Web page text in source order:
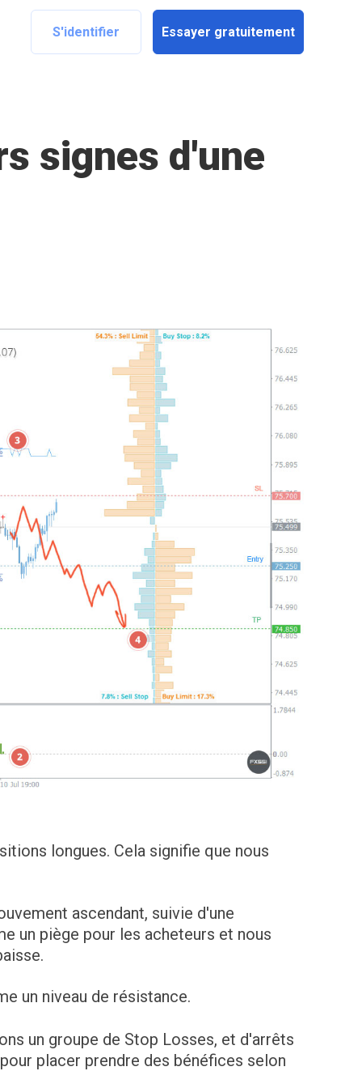
S'identifier Essayer gratuitement
signes d'une
longues. Cela signifie que nous
ascendant, suivie d'une
un piège pour les acheteurs et nous
un niveau de résistance.
un groupe de Stop Losses, et d'arrêts
placer prendre des bénéfices selon